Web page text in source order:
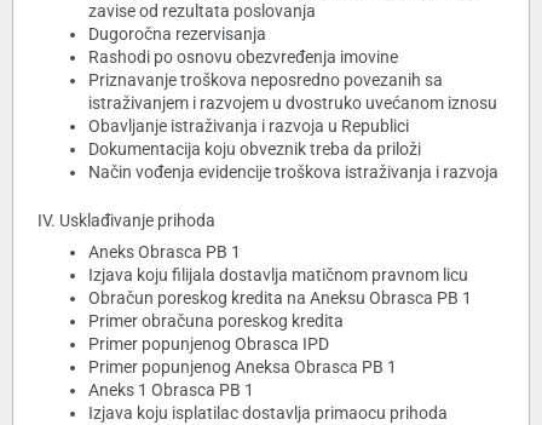
zavise od rezultata poslovanja
Dugoročna rezervisanja
Rashodi po osnovu obezvređenja imovine
Priznavanje troškova neposredno povezanih sa
istraživanjem i razvojem u dvostruko uvećanom iznosu
Obavljanje istraživanja i razvoja u Republici
Dokumentacija koju obveznik treba da priloži
Način vođenja evidencije troškova istraživanja i razvoja
IV. Usklađivanje prihoda
Aneks Obrasca PB 1
Izjava koju filijala dostavlja matičnom pravnom licu
Obračun poreskog kredita na Aneksu Obrasca PB 1
Primer obračuna poreskog kredita
Primer popunjenog Obrasca IPD
Primer popunjenog Aneksa Obrasca PB 1
Aneks 1 Obrasca PB 1
Izjava koju isplatilac dostavlja primaocu prihoda